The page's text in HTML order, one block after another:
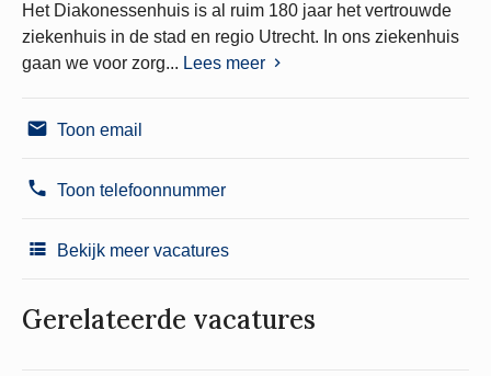
Het Diakonessenhuis is al ruim 180 jaar het vertrouwde
ziekenhuis in de stad en regio Utrecht. In ons ziekenhuis
gaan we voor zorg... Lees meer
Toon email
Toon telefoonnummer
Bekijk meer vacatures
Gerelateerde vacatures